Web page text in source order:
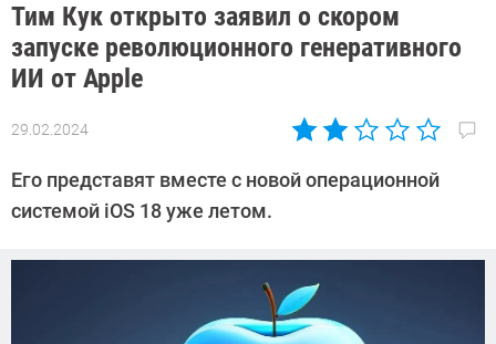
Тим Кук открыто заявил о скором
запуске революционного генеративного
ИИ от Apple
29.02.2024
Автор:
Довлатова
Его представят вместе с новой операционной
системой iOS 18 уже летом.